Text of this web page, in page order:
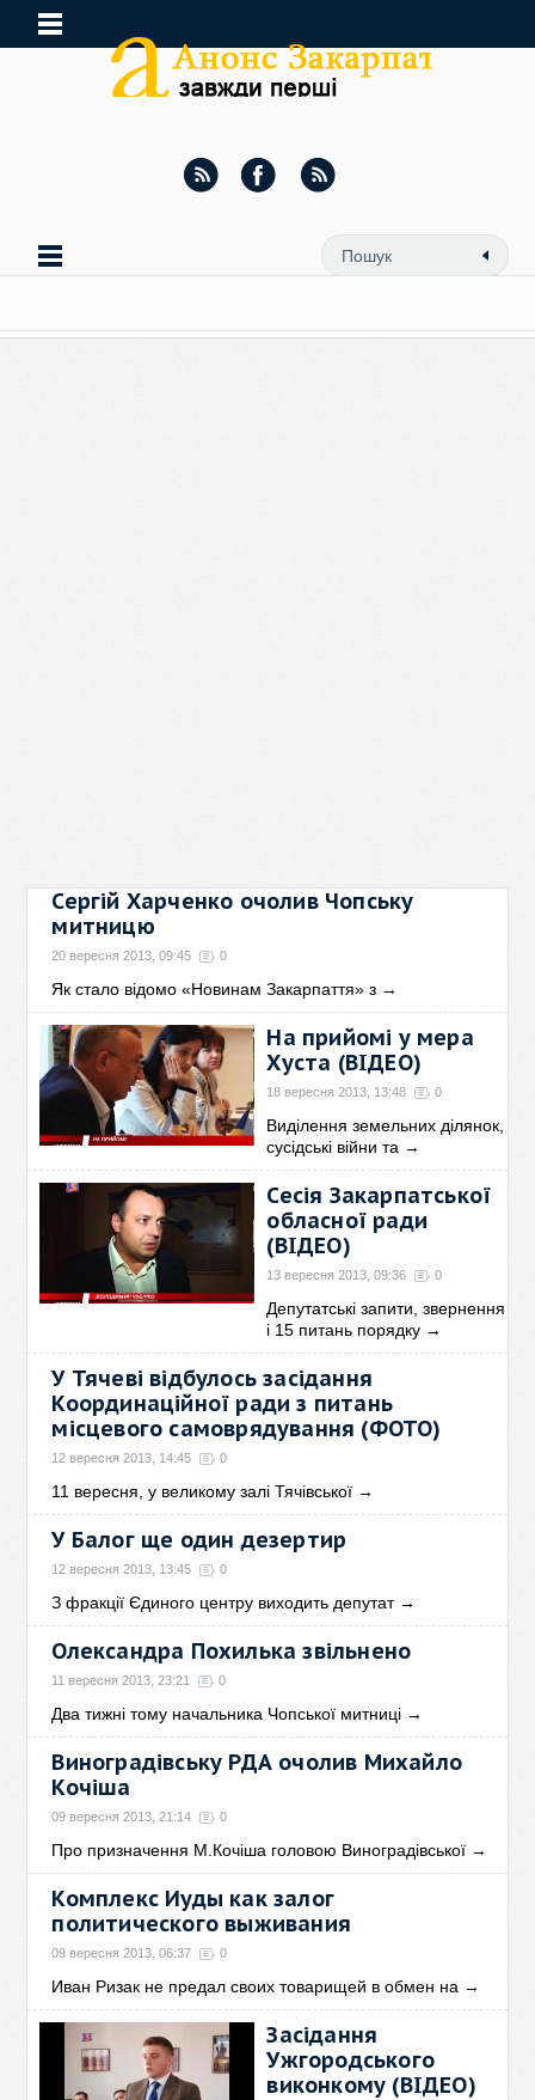
Сергій Харченко очолив Чопську
митницю
20 вересня 2013, 09:45 0
Як стало відомо «Новинам Закарпаття» з →
На прийомі у мера
Хуста (ВІДЕО)
18 вересня 2013, 13:48 0
Виділення земельних ділянок,
сусідські війни та →
Сесія Закарпатської
обласної ради
(ВІДЕО)
13 вересня 2013, 09:36 0
Депутатські запити, звернення
і 15 питань порядку →
У Тячеві відбулось засідання
Координаційної ради з питань
місцевого самоврядування (ФОТО)
12 вересня 2013, 14:45 0
11 вересня, у великому залі Тячівської →
У Балог ще один дезертир
12 вересня 2013, 13:45 0
З фракції Єдиного центру виходить депутат→
Олександра Похилька звільнено
11 вересня 2013, 23:21 0
Два тижні тому начальника Чопської митниці →
Виноградівську РДА очолив Михайло
Кочіша
09 вересня 2013, 21:14 0
Про призначення М.Кочіша головою Виноградівської →
Комплекс Иуды как залог
политического выживания
09 вересня 2013, 06:37 0
Иван Ризак не предал своих товарищей в обмен на →
Засідання
Ужгородського
виконкому (ВІДЕО)